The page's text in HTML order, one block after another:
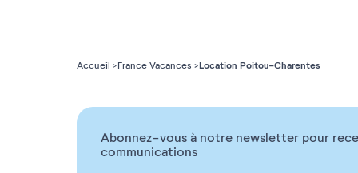
Accueil France Vacances Location Poitou-Charentes
Abonnez-vous à notre newsletter pour
communications